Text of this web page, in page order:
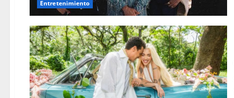
Entretenimiento